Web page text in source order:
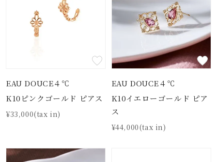
EAU DOUCE４℃
K10ピンクゴールド ピアス
¥33,000(tax in)
EAU DOUCE４℃
K10イエローゴールド ピア
ス
¥44,000(tax in)